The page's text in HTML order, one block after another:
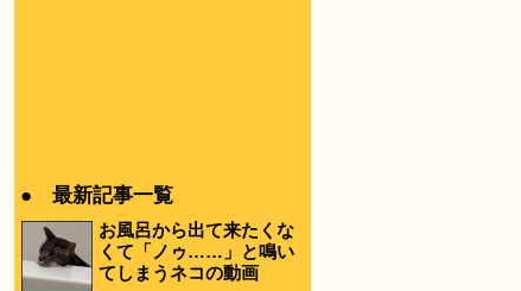
● 最新記事一覧
お風呂から出て来たくな
くて「ノゥ……」と鳴い
てしまうネコの動画